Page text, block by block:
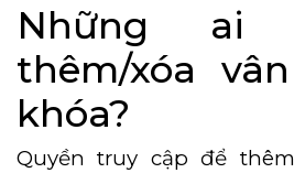
Những ai
thêm/xóa
khóa?
Quyền truy cập để thêm